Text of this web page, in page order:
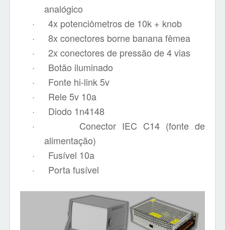
analógico
·
4x potenciômetros de 10k + knob
·
8x conectores borne banana fêmea
·
2x conectores de pressão de 4 vias
·
Botão iluminado
·
Fonte hi-link 5v
·
Rele 5v 10a
·
Diodo 1n4148
·
Conector IEC C14 (fonte de
alimentação)
·
Fusível 10a
·
Porta fusível